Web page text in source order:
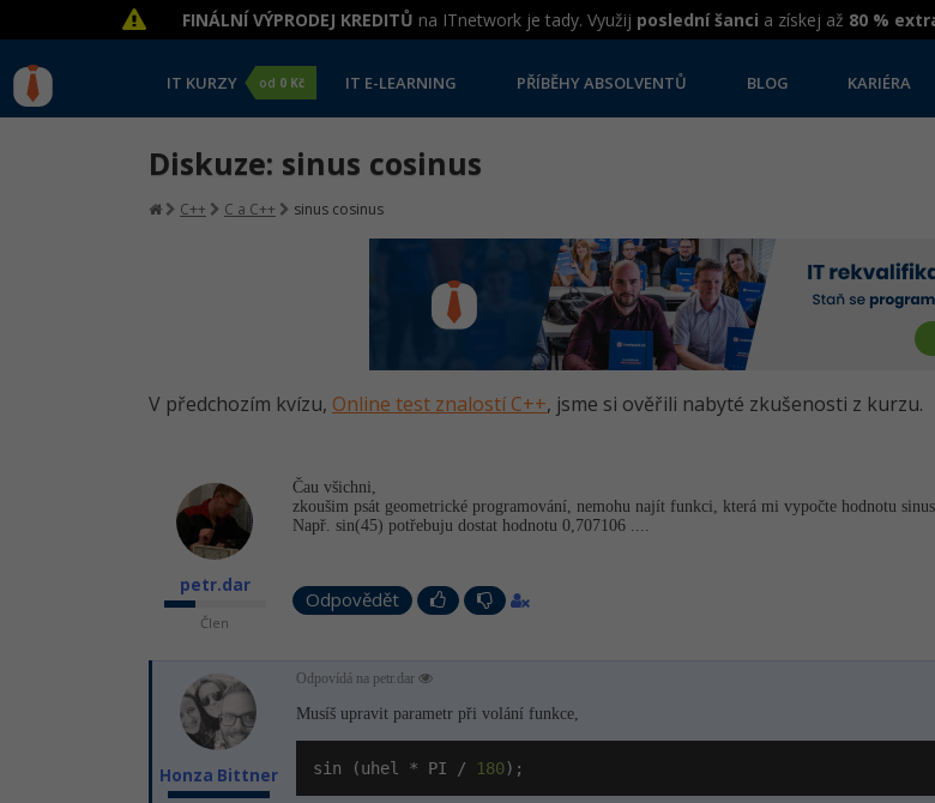
FINÁLNÍ VÝPRODEJ KREDITŮ na ITnetwork je tady. Využij poslední šanci a získej až 80 %
IT KURZY od 0 Kč IT E-LEARNING PŘÍBĚHY ABSOLVENTŮ BLOG KARIÉRA
Diskuze: sinus cosinus
C++ C a C++ sinus cosinus
V předchozím kvízu, Online test znalostí C++, jsme si ověřili nabyté zkušenosti z kurzu.
petr.dar
Člen
Čau všichni,
zkoušim psát geometrické programování, nemohu najít funkci, která mi vypočte hodnotu
Např. sin(45) potřebuju dostat hodnotu 0,707106 ....
Odpovědět
Honza Bittner
Odpovídá na petr.dar
Musíš upravit parametr při volání funkce,
sin (uhel * PI / 180);